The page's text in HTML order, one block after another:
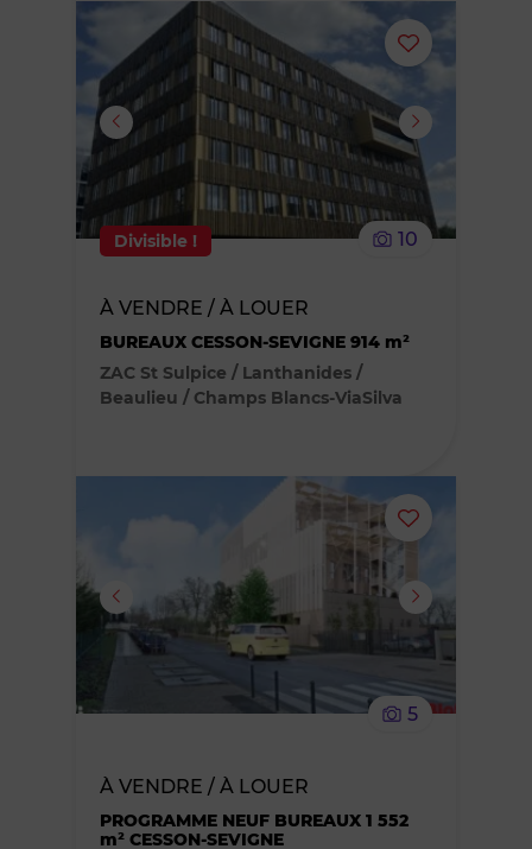
Ajouter
ou
supprimer
le
Divisible ! 10
À VENDRE / À LOUER
BUREAUX CESSON-SEVIGNE 914 m²
ZAC St Sulpice / Lanthanides /
Beaulieu / Champs Blancs-ViaSilva
Ajouter
supprimer
le
5
À VENDRE / À LOUER
PROGRAMME NEUF BUREAUX 1 552
m² CESSON-SEVIGNE